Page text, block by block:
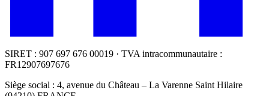
SIRET : 907 697 676 00019 · TVA intracommunautaire :
FR12907697676
Siège social : 4, avenue du Château – La Varenne Saint Hilaire